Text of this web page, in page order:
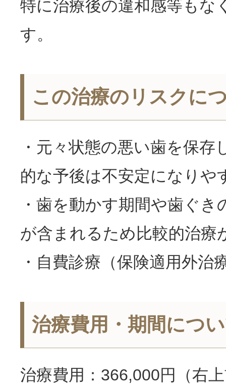
特に治療後の違和感等もな
す。
この治療のリスクに
・元々状態の悪い歯を保存
的な予後は不安定になりや
・歯を動かす期間や歯ぐき
が含まれるため比較的治療
・自費診療（保険適用外治
治療費用・期間につ
治療費用：366,000円（右